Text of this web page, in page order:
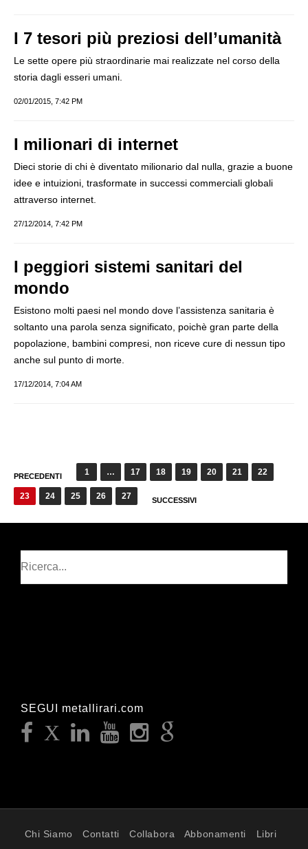
I 7 tesori più preziosi dell’umanità
Le sette opere più straordinarie mai realizzate nel corso della
storia dagli esseri umani.
02/01/2015, 7:42 PM
I milionari di internet
Dieci storie di chi è diventato milionario dal nulla, grazie a buone
idee e intuizioni, trasformate in successi commerciali globali
attraverso internet.
27/12/2014, 7:42 PM
I peggiori sistemi sanitari del
mondo
Esistono molti paesi nel mondo dove l’assistenza sanitaria è
soltanto una parola senza significato, poichè gran parte della
popolazione, bambini compresi, non riceve cure di nessun tipo
anche sul punto di morte.
17/12/2014, 7:04 AM
Paginazione
degli
PRECEDENTI 1 … 17 18 19 20 21 22
23 24 25 26 27 SUCCESSIVI
SEGUI metallirari.com
Chi Siamo Contatti Collabora Abbonamenti Libri